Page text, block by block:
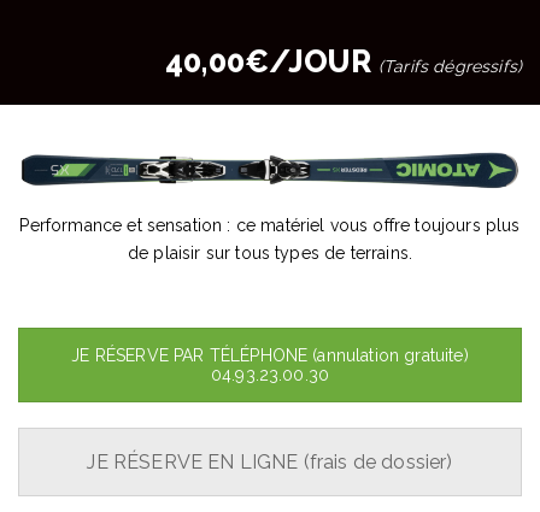
40,00€/JOUR (Tarifs dégressifs)
Performance et sensation : ce matériel vous offre toujours plus
de plaisir sur tous types de terrains.
JE RÉSERVE PAR TÉLÉPHONE (annulation gratuite)
04.93.23.00.30
JE RÉSERVE EN LIGNE (frais de dossier)